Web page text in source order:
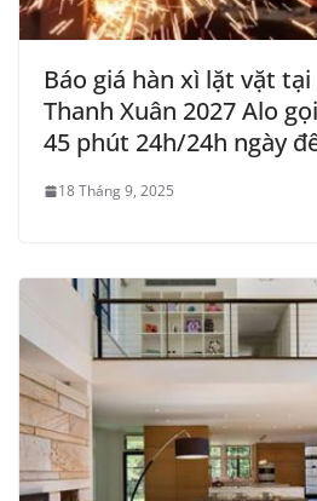
Báo giá hàn xì lặt vặt
Thanh Xuân 2027 Alo
45 phút 24h/24h ngày
18 Tháng 9, 2025